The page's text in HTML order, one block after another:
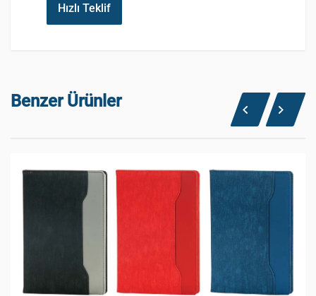
Hızlı Teklif
Benzer Ürünler